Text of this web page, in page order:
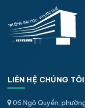
LIÊN HỆ CHÚNG TÔI
06 Ngô Quyền,